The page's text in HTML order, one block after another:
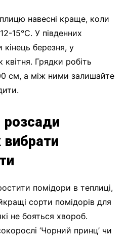
навесні краще, коли
15°C. У південних
березня, у
Грядки робіть
см, а між ними залишайте
вибрати
помідори в теплиці,
сорти помідорів для
не бояться хвороб.
‘Чорний принц’ чи